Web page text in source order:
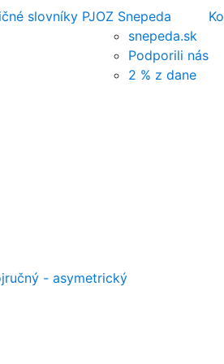
slovníky PJOZ Snepeda
snepeda.sk
Podporili nás
2 % z dane
- asymetrický